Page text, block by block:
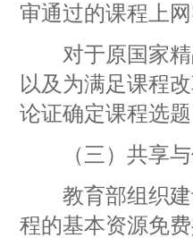
审通过的课程上
对于原国家精
以及为满足课程
论证确定课程选
（三）共享与
教育部组织建
程的基本资源免